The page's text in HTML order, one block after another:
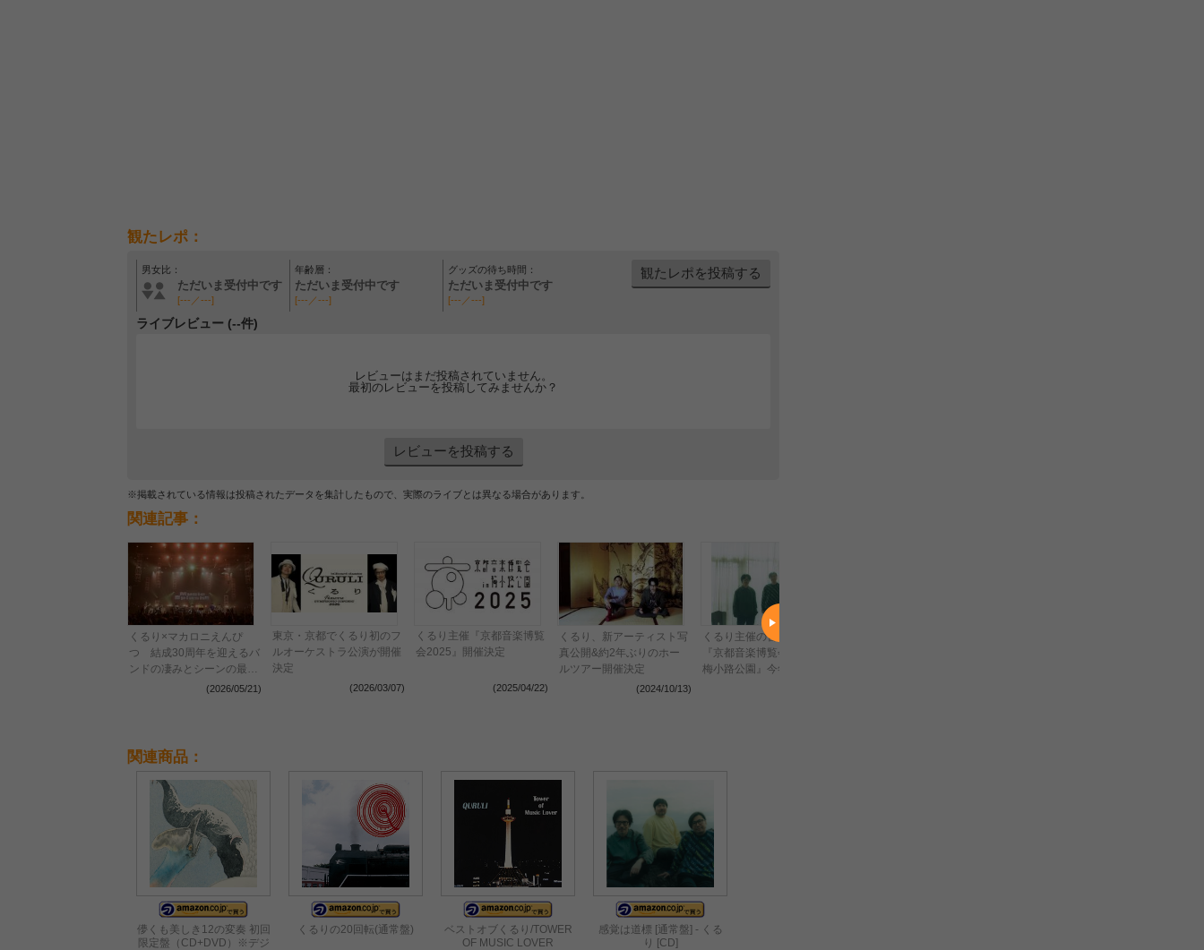
観たレポ：
男女比：
ただいま受付中です
[---／---]
年齢層：
ただいま受付中です
[---／---]
グッズの待ち時間：
ただいま受付中です
[---／---]
観たレポを投稿する
ライブレビュー (--件)
レビューはまだ投稿されていません。
最初のレビューを投稿してみませんか？
レビューを投稿する
※掲載されている情報は投稿されたデータを集計したもので、実際のライブとは異なる場合があります。
関連記事：
くるり×マカロニえんぴ
つ 結成30周年を迎えるバ
ンドの凄みとシーンの最前
線で飛躍を遂げてきたバン
(2026/05/21)
東京・京都でくるり初のフ
ルオーケストラ公演が開催
決定
(2026/03/07)
くるり主催『京都音楽博覧
会2025』開催決定
(2025/04/22)
くるり、新アーティスト写
真公開&約2年ぶりのホー
ルツアー開催決定
(2024/10/13)
くるり主催の音楽イベント
『京都音楽博覧会2024 in
梅小路公園』今年も2days
関連商品：
儚くも美しき12の変奏 初回
限定盤（CD+DVD）※デジ
くるりの20回転(通常盤)
ベストオブくるり/TOWER
OF MUSIC LOVER
感覚は道標 [通常盤] - くる
り [CD]